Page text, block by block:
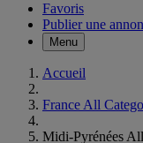
Favoris
Publier une
Menu
Accueil
France All
Midi-Pyrénées